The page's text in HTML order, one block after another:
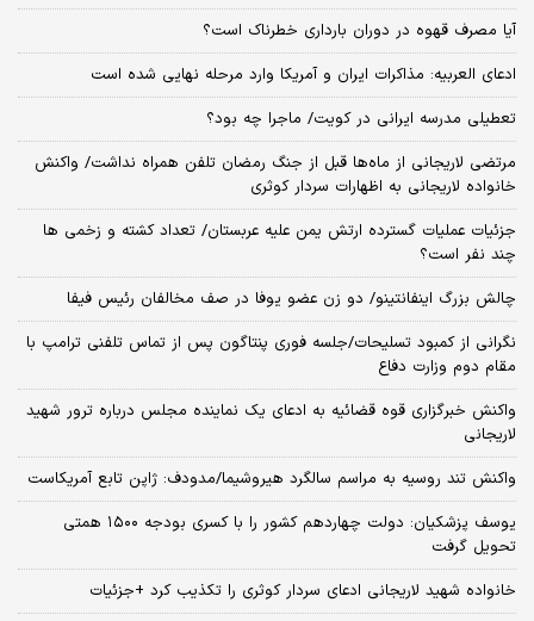
آیا مصرف قهوه در دوران بارداری خطرناک است؟
ادعای العربیه: مذاکرات ایران و آمریکا وارد مرحله نهایی شده است
تعطیلی مدرسه ایرانی در کویت/ ماجرا چه بود؟
مرتضی لاریجانی از ماه‌ها قبل از جنگ رمضان تلفن همراه نداشت/ واکنش
خانواده لاریجانی به اظهارات سردار کوثری
جزئیات عملیات گسترده ارتش یمن علیه عربستان/ تعداد کشته و زخمی ها
چند نفر است؟
چالش بزرگ اینفانتینو/ دو زن عضو یوفا در صف مخالفان رئیس فیفا
نگرانی از کمبود تسلیحات/جلسه فوری پنتاگون پس از تماس تلفنی ترامپ با
مقام دوم وزارت دفاع
واکنش خبرگزاری قوه قضائیه به ادعای یک نماینده مجلس درباره ترور شهید
لاریجانی
واکنش تند روسیه به مراسم سالگرد هیروشیما/مدودف: ژاپن تابع آمریکاست
یوسف پزشکیان: دولت چهاردهم کشور را با کسری بودجه ۱۵۰۰ همتی
تحویل گرفت
خانواده شهید لاریجانی ادعای سردار کوثری را تکذیب کرد +جزئیات